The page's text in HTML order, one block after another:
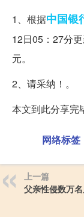
1、根据中国银
12日05：27分
元。
2、请采纳！。
本文到此分享完
网络标签
上一篇
父亲性侵数万